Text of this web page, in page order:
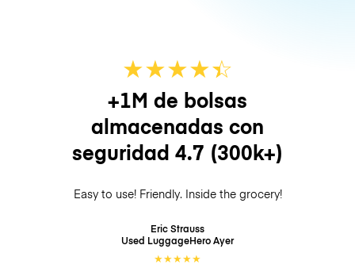
★★★★☆
★
+1M de bolsas
almacenadas con
seguridad 4.7 (300k+)
Easy to use! Friendly. Inside the grocery!
Eric Strauss
Used LuggageHeroAyer
★★★★★